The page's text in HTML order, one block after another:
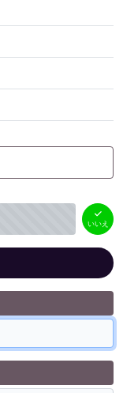
いいえ
（ 0件）
いいえ